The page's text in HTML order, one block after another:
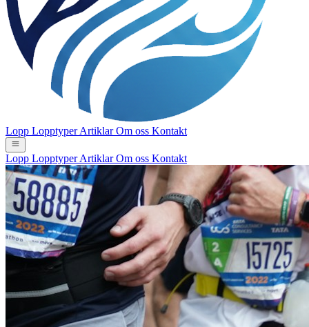
Lopp LopptyperArtiklarOm oss Kontakt
Lopp LopptyperArtiklarOm oss Kontakt